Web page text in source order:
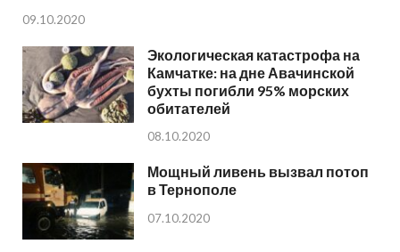
09.10.2020
Экологическая катастрофа на
Камчатке: на дне Авачинской
бухты погибли 95% морских
обитателей
08.10.2020
Мощный ливень вызвал потоп
в Тернополе
07.10.2020